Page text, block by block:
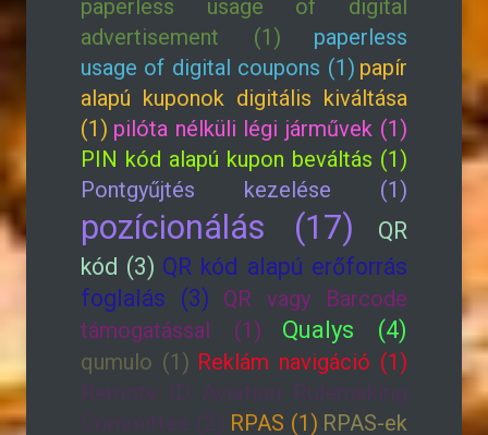
paperless usage of digital
advertisement (1)
paperless
usage of digital coupons (1) papír
alapú kuponok digitális kiváltása
(1) pilóta nélküli légi járművek (1)
PIN kód alapú kupon beváltás (1)
Pontgyűjtés kezelése (1)
pozícionálás (17)
QR
kód (3) QR kód alapú erőforrás
foglalás (3)
QR vagy Barcode
támogatással (1)
Qualys (4)
qumulo (1) Reklám navigáció (1)
RPAS (1) RPAS-ek